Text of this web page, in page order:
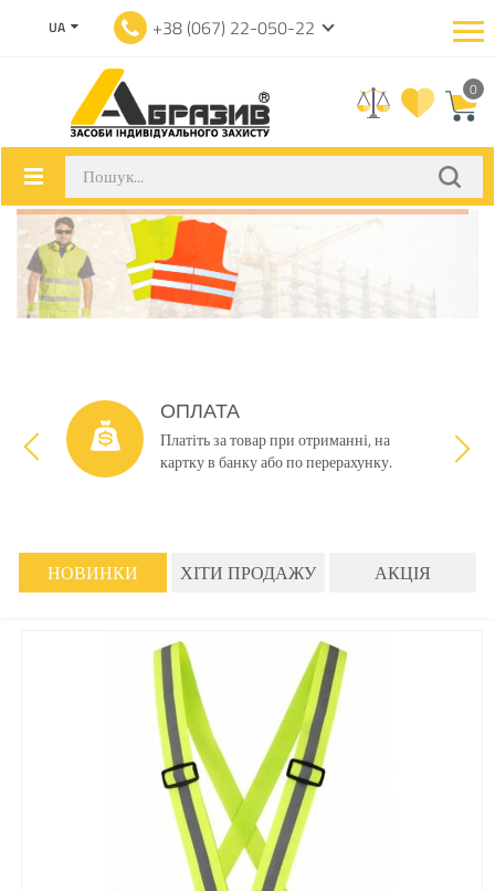
UA +38 (067) 22-050-22
0
ОПЛАТА
Платіть за товар при отриманні, на
картку в банку або по перерахунку.
НОВИНКИ ХІТИ ПРОДАЖУ АКЦІЯ